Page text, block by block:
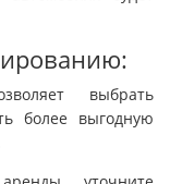
выбрать
более выгодную